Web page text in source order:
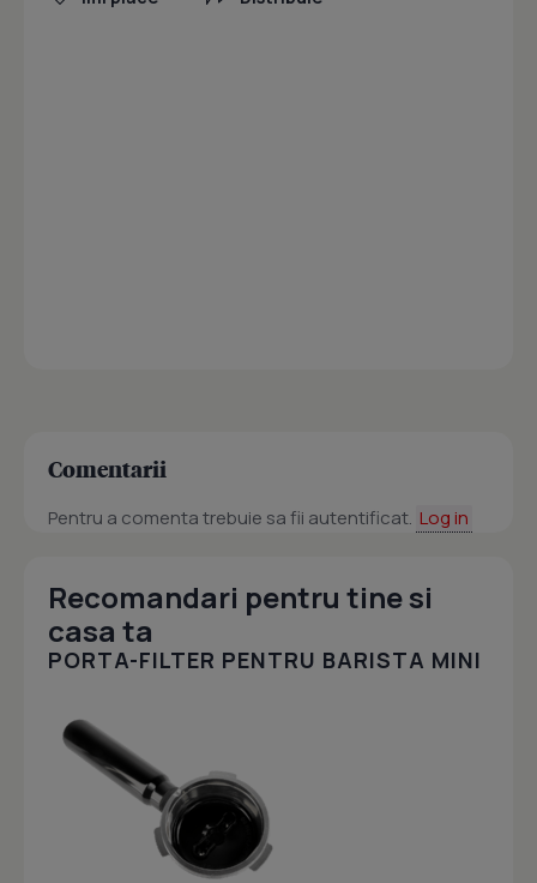
Comentarii
Pentru a comenta trebuie sa fii autentificat. Log in
Recomandari pentru tine si
casa ta
PORTA-FILTER PENTRU BARISTA MINI